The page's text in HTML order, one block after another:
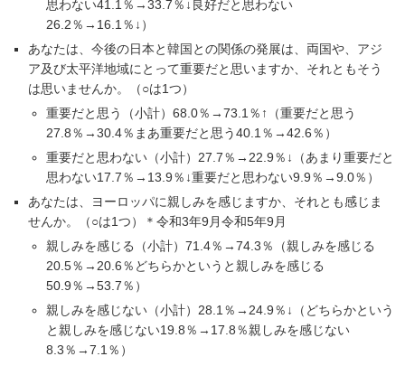
思わない41.1％→33.7％↓良好だと思わない
26.2％→16.1％↓）
あなたは、今後の日本と韓国との関係の発展は、両国や、アジ
ア及び太平洋地域にとって重要だと思いますか、それともそう
は思いませんか。（○は1つ）
重要だと思う（小計）68.0％→73.1％↑（重要だと思う
27.8％→30.4％まあ重要だと思う40.1％→42.6％）
重要だと思わない（小計）27.7％→22.9％↓（あまり重要だと
思わない17.7％→13.9％↓重要だと思わない9.9％→9.0％）
あなたは、ヨーロッパに親しみを感じますか、それとも感じま
せんか。（○は1つ）＊令和3年9月令和5年9月
親しみを感じる（小計）71.4％→74.3％（親しみを感じる
20.5％→20.6％どちらかというと親しみを感じる
50.9％→53.7％）
親しみを感じない（小計）28.1％→24.9％↓（どちらかという
と親しみを感じない19.8％→17.8％親しみを感じない
8.3％→7.1％）